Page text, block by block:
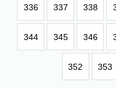
336 337 338
344 345 346
352 353